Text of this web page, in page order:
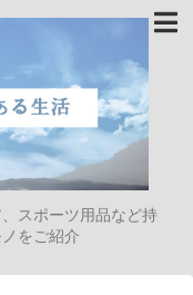
スポーツ用品など持
をご紹介